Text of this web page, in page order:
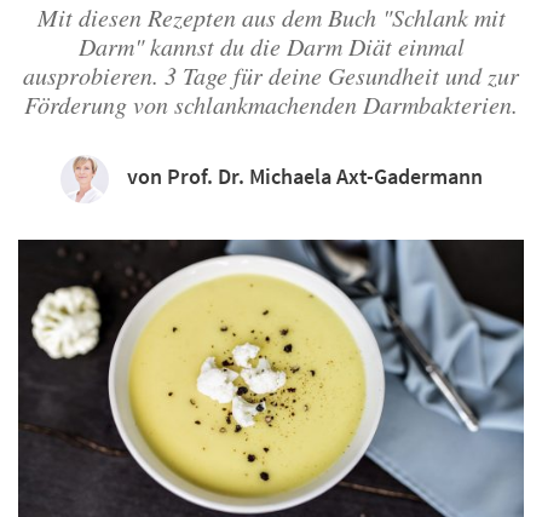
Mit diesen Rezepten aus dem Buch "Schlank mit
Darm" kannst du die Darm Diät einmal
ausprobieren. 3 Tage für deine Gesundheit und zur
Förderung von schlankmachenden Darmbakterien.
von Prof. Dr. Michaela Axt-Gadermann